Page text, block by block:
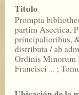
Titulo
Prompta
partim Ascetica,
principalioribus,
distributa / ab
Ordinis Minorum
Francisci ... ;